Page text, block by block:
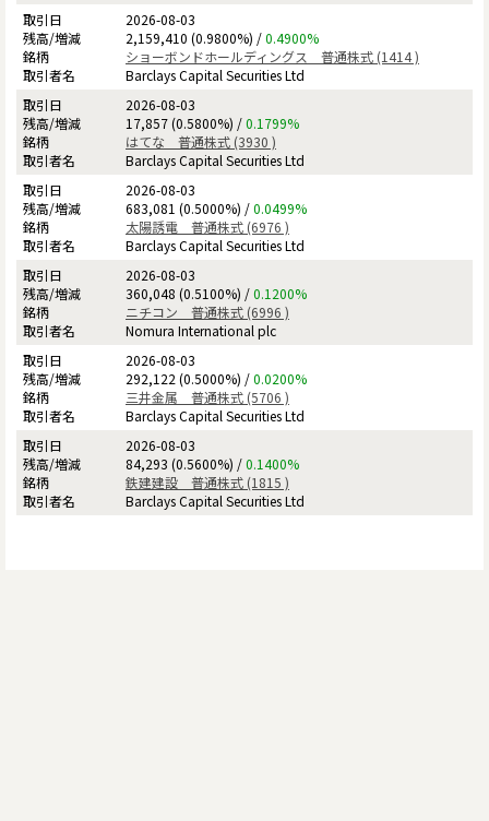
2026-08-03
2,159,410 (0.9800%) /0.4900%
ショーボンドホールディングス 普通株式 (1414 )
Barclays Capital Securities Ltd
2026-08-03
17,857 (0.5800%) /0.1799%
はてな 普通株式 (3930 )
Barclays Capital Securities Ltd
2026-08-03
683,081 (0.5000%) /0.0499%
太陽誘電 普通株式 (6976 )
Barclays Capital Securities Ltd
2026-08-03
360,048 (0.5100%) /0.1200%
ニチコン 普通株式 (6996 )
Nomura International plc
2026-08-03
292,122 (0.5000%) /0.0200%
三井金属 普通株式 (5706 )
Barclays Capital Securities Ltd
2026-08-03
84,293 (0.5600%) /0.1400%
鉄建建設 普通株式 (1815 )
Barclays Capital Securities Ltd